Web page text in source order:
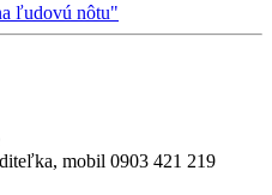
mobil 0903 421 219